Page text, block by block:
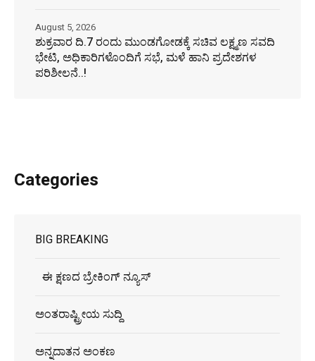
ಶುಕ್ರವಾರ ದಿ.7 ರಂದು ಮುಂಡಗೋಡಕ್ಕೆ ಸಚಿವ ಲಕ್ಷ್ಮಣ ಸವದಿ
ಭೇಟಿ, ಅಧಿಕಾರಿಗಳೊಂದಿಗೆ ಸಭೆ, ಮಳೆ ಹಾನಿ ಪ್ರದೇಶಗಳ
ಪರಿಶೀಲನೆ..!
August 5, 2026
Categories
BIG BREAKING
ಈ ಕ್ಷಣದ ಬ್ರೇಕಿಂಗ್ ನ್ಯೂಸ್
ಅಂತರಾಷ್ಟ್ರೀಯ ಸುದ್ದಿ
ಅನ್ನದಾತನ ಅಂಕಣ